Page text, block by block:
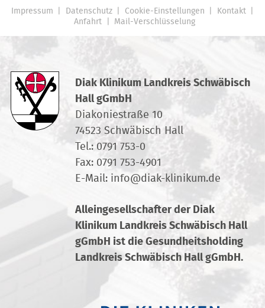
Impressum Datenschutz Cookie-Einstellungen
Kontakt
Anfahrt
Mail-Verschlüsselung
Diak Klinikum Landkreis Schwäbisch
Hall gGmbH
Diakoniestraße 10
74523 Schwäbisch Hall
Tel.: 0791 753-0
Fax: 0791 753-4901
E-Mail: info@diak-klinikum.de
Alleingesellschafter der Diak
Klinikum Landkreis Schwäbisch Hall
gGmbH ist die Gesundheitsholding
Landkreis Schwäbisch Hall gGmbH.